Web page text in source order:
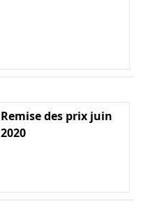
Remise des prix juin
2020